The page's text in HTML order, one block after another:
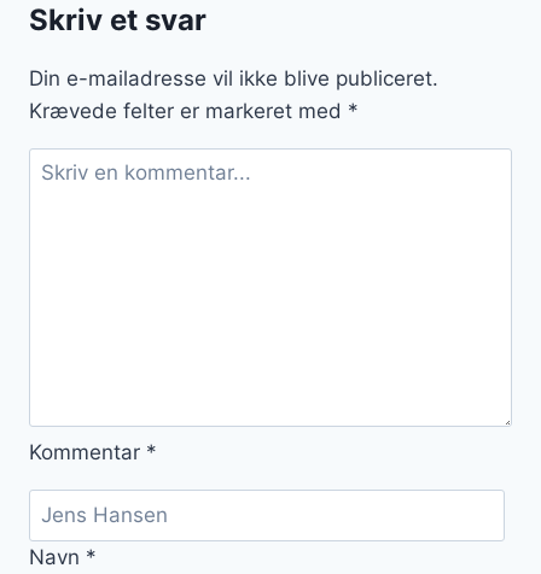
Skriv et svar
Din e-mailadresse vil ikke blive publiceret.
Krævede felter er markeret med *
Kommentar *
Navn *